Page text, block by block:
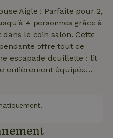
Aigle ! Parfaite pour 2,
4 personnes grâce à
le coin salon. Cette
offre tout ce
escapade douillette : lit
entièrement équipée
cuisinière,
de société et fournitures
trouveras deux
idéale pour